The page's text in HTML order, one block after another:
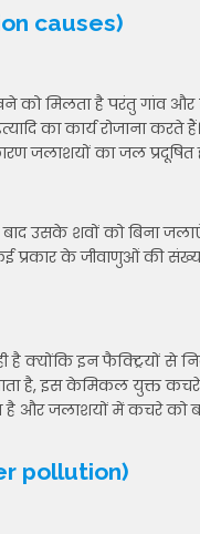
causes)
को मिलता है परंतु गांव और
का कार्य रोजाना करते
जलाशयों का जल प्रदूषित
शवों को बिना जलाएं
प्रकार के जीवाणुओं की
है क्योंकि इन फैक्ट्रियों से
जाता है, इस केमिकल युक्त
है और जलाशयों में कचरे को
pollution)